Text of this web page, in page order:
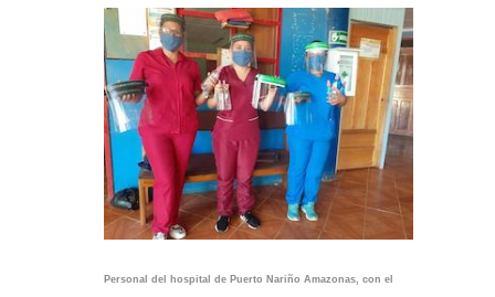
Personal del hospital de Puerto Nariño Amazonas, con el